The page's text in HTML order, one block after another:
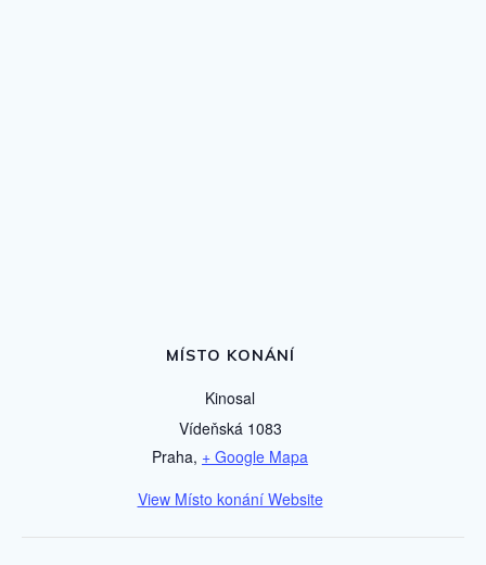
MÍSTO KONÁNÍ
Kinosal
Vídeňská 1083
Praha, + Google Mapa
View Místo konání Website